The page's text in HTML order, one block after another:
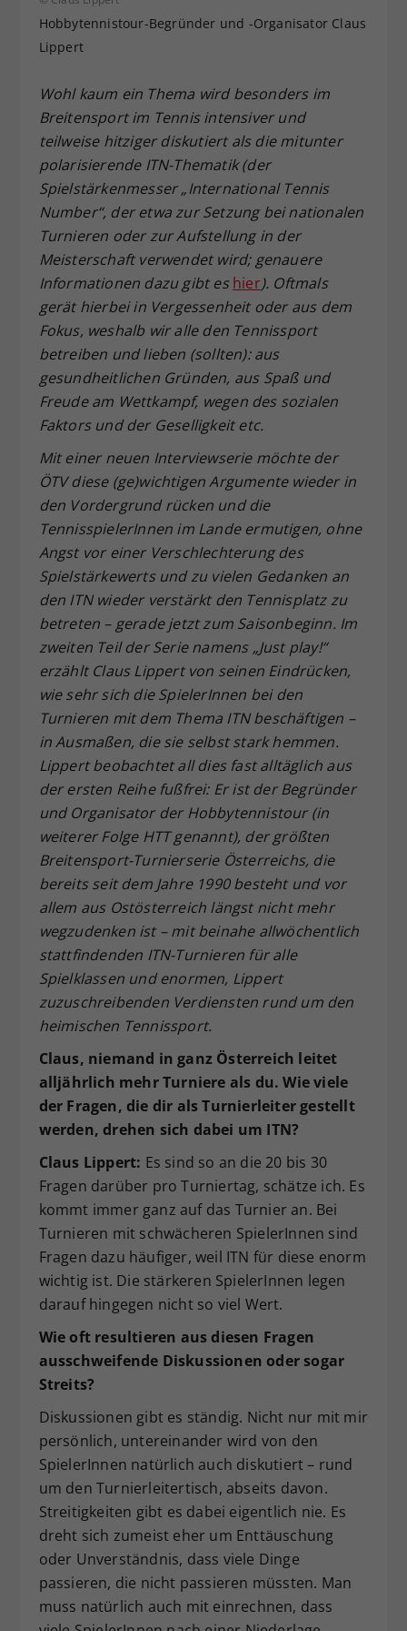
Hobbytennistour-Begründer und -Organisator Claus
Lippert
Wohl kaum ein Thema wird besonders im
Breitensport im Tennis intensiver und
teilweise hitziger diskutiert als die mitunter
polarisierende ITN-Thematik (der
Spielstärkenmesser „International Tennis
Number“, der etwa zur Setzung bei nationalen
Turnieren oder zur Aufstellung in der
Meisterschaft verwendet wird; genauere
Informationen dazu gibt eshier). Oftmals
gerät hierbei in Vergessenheit oder aus dem
Fokus, weshalb wir alle den Tennissport
betreiben und lieben (sollten): aus
gesundheitlichen Gründen, aus Spaß und
Freude am Wettkampf, wegen des sozialen
Faktors und der Geselligkeit etc.
Mit einer neuen Interviewserie möchte der
ÖTV diese (ge)wichtigen Argumente wieder in
den Vordergrund rücken und die
TennisspielerInnen im Lande ermutigen, ohne
Angst vor einer Verschlechterung des
Spielstärkewerts und zu vielen Gedanken an
den ITN wieder verstärkt den Tennisplatz zu
betreten – gerade jetzt zum Saisonbeginn. Im
zweiten Teil der Serie namens „Just play!“
erzählt Claus Lippert von seinen Eindrücken,
wie sehr sich die SpielerInnen bei den
Turnieren mit dem Thema ITN beschäftigen –
in Ausmaßen, die sie selbst stark hemmen.
Lippert beobachtet all dies fast alltäglich aus
der ersten Reihe fußfrei: Er ist der Begründer
und Organisator der Hobbytennistour (in
weiterer Folge HTT genannt), der größten
Breitensport-Turnierserie Österreichs, die
bereits seit dem Jahre 1990 besteht und vor
allem aus Ostösterreich längst nicht mehr
wegzudenken ist – mit beinahe allwöchentlich
stattfindenden ITN-Turnieren für alle
Spielklassen und enormen, Lippert
zuzuschreibenden Verdiensten rund um den
heimischen Tennissport.
Claus, niemand in ganz Österreich leitet
alljährlich mehr Turniere als du. Wie viele
der Fragen, die dir als Turnierleiter gestellt
werden, drehen sich dabei um ITN?
Claus Lippert: Es sind so an die 20 bis 30
Fragen darüber pro Turniertag, schätze ich. Es
kommt immer ganz auf das Turnier an. Bei
Turnieren mit schwächeren SpielerInnen sind
Fragen dazu häufiger, weil ITN für diese enorm
wichtig ist. Die stärkeren SpielerInnen legen
darauf hingegen nicht so viel Wert.
Wie oft resultieren aus diesen Fragen
ausschweifende Diskussionen oder sogar
Streits?
Diskussionen gibt es ständig. Nicht nur mit mir
persönlich, untereinander wird von den
SpielerInnen natürlich auch diskutiert – rund
um den Turnierleitertisch, abseits davon.
Streitigkeiten gibt es dabei eigentlich nie. Es
dreht sich zumeist eher um Enttäuschung
oder Unverständnis, dass viele Dinge
passieren, die nicht passieren müssten. Man
muss natürlich auch mit einrechnen, dass
Dieser Wert speichert Ihre Consent-
vorgenommen Einstellungen, falls der
Webseiten-Betreiber dies eingestellt
hat.